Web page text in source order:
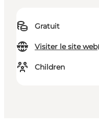
Gratuit
Visiter le site web
Children